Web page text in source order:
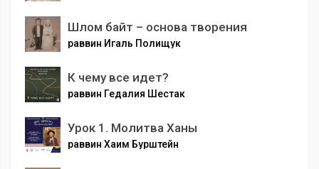
Шлом байт – основа творения
раввин Игаль Полищук
К чему все идет?
раввин Гедалия Шестак
Урок 1. Молитва Ханы
раввин Хаим Бурштейн